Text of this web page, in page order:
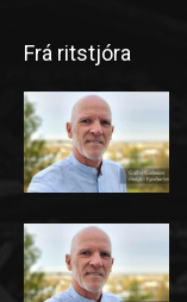
Frá ritstjóra